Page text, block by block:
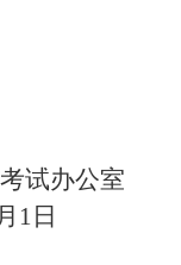
试办公室
1日